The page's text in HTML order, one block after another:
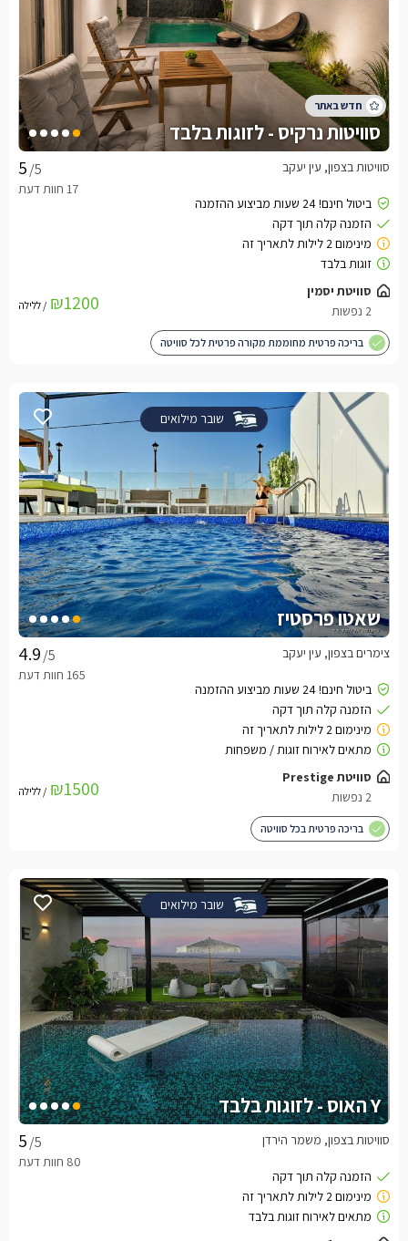
סוויטות נרקיס - לזוגות בלבד
/5 סוויטות בצפון, עין יעקב
סוויטת יסמין
2 נפשות
₪1200 / ללילה
בריכה פרטית מחוממת מקורה פרטית לכל סוויטה
שובר מילואים
שאטו פרסטיז
/5 צימרים בצפון, עין יעקב
סוויטת Prestige
2 נפשות
₪1500 / ללילה
בריכה פרטית בכל סוויטה
שובר מילואים
Y האוס - לזוגות בלבד
/5 סוויטות בצפון, משמר הירדן